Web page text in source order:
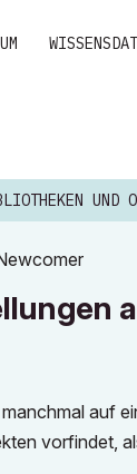
UND
auf
vorfindet,